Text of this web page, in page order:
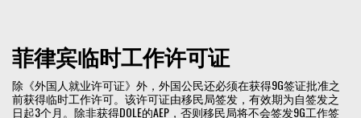
菲律宾临时工作许可证
除《外国人就业许可证》外，外国公民还必须在获得9G签证批准之
前获得临时工作许可。该许可证由移民局签发，有效期为自签发之
日起3个月。除非获得DOLE的AEP，否则移民局将不会签发9G工作签